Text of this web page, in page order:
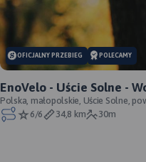
OFICJALNY PRZEBIEG POLECAMY
EnoVelo - Uście Solne -
przebieg
Polska, małopolskie, Uście Solne,
6/6
34,8 km 30m